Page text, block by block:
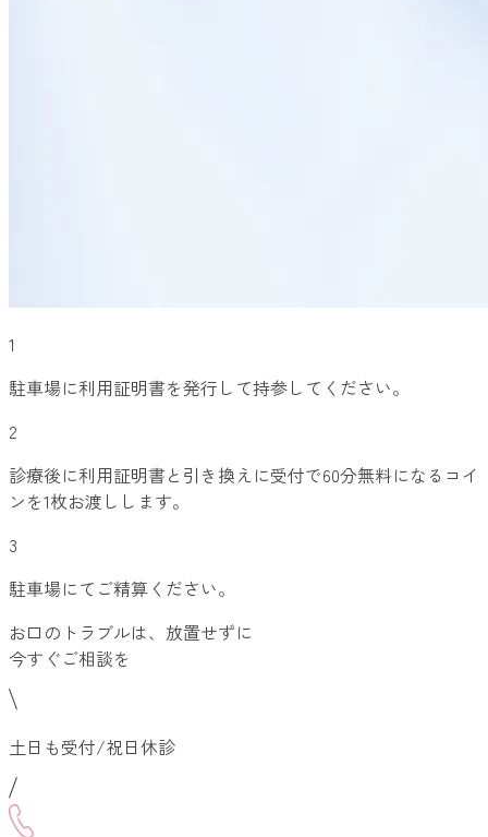
1
駐車場に利用証明書を発行して持参してください。
2
診療後に利用証明書と引き換えに受付で60分無料になるコイ
ンを1枚お渡しします。
3
駐車場にてご精算ください。
お口のトラブルは、放置せずに
今すぐご相談を
土日も受付/祝日休診